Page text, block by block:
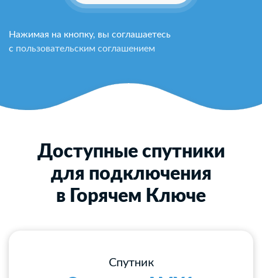
Нажимая на кнопку, вы соглашаетесь
с пользовательским соглашением
Доступные спутники
для подключения
в Горячем Ключе
Спутник